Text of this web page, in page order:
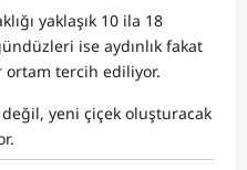
yaklaşık 10 ila 18
ise aydınlık fakat
tercih ediliyor.
yeni çiçek oluşturacak